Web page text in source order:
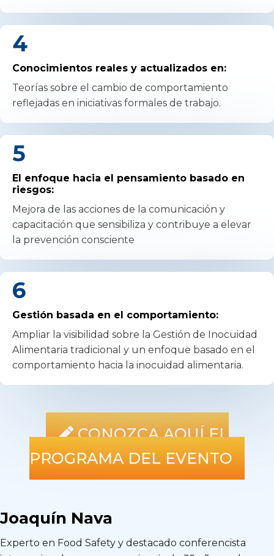
4
Conocimientos reales y actualizados en:
Teorías sobre el cambio de comportamiento
reflejadas en iniciativas formales de trabajo.
5
El enfoque hacia el pensamiento basado en
riesgos:
Mejora de las acciones de la comunicación y
capacitación que sensibiliza y contribuye a elevar
la prevención consciente
6
Gestión basada en el comportamiento:
Ampliar la visibilidad sobre la Gestión de Inocuidad
Alimentaria tradicional y un enfoque basado en el
comportamiento hacia la inocuidad alimentaria.
CONOZCA AQUÍ EL
PROGRAMA DEL EVENTO
Joaquín Nava
Experto en Food Safety y destacado conferencista